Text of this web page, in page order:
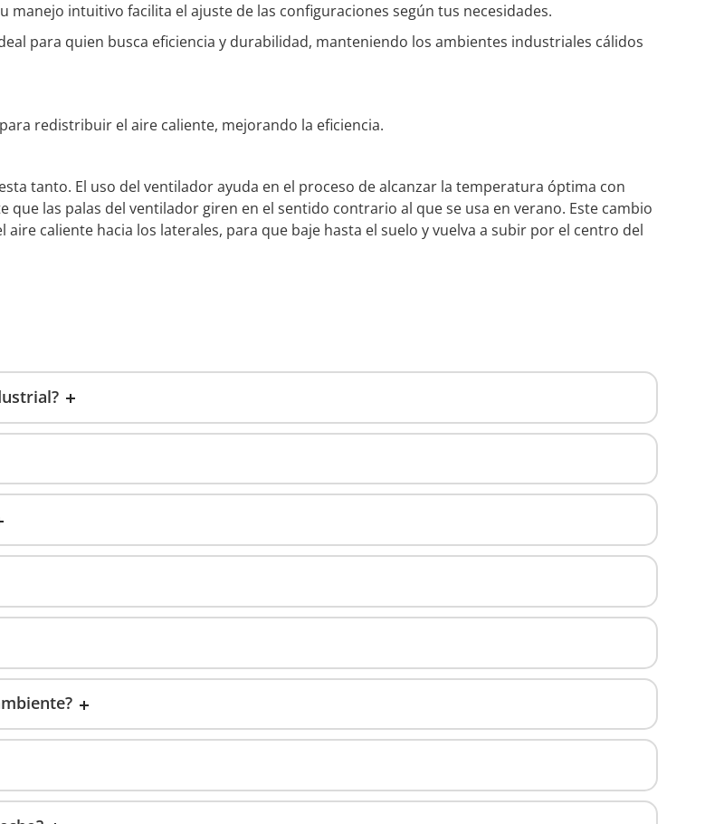
manejo intuitivo facilita el ajuste de las configuraciones según tus necesidades.
para quien busca eficiencia y durabilidad, manteniendo los ambientes industriales cálidos
redistribuir el aire caliente, mejorando la eficiencia.
tanto. El uso del ventilador ayuda en el proceso de alcanzar la temperatura óptima con
las palas del ventilador giren en el sentido contrario al que se usa en verano. Este cambio
caliente hacia los laterales, para que baje hasta el suelo y vuelva a subir por el centro del